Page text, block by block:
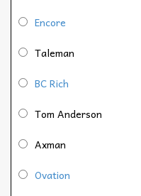
Encore
Taleman
BC Rich
Tom Anderson
Axman
Ovation